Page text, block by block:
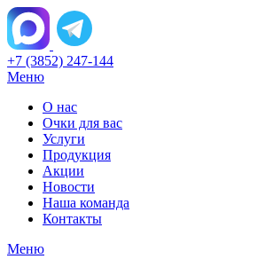
+7 (3852) 247-144
Меню
О нас
Очки для вас
Услуги
Продукция
Акции
Новости
Наша команда
Контакты
Меню